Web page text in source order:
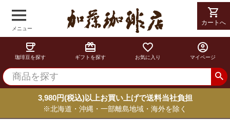
メニュー
shopping_cart
カートへ
coffee
珈琲豆を探す
card_giftcard
ギフトを探す
favorite_border
お気に入り
account_circle
マイページ
3,980円(税込)以上お買い上げで送料当社負担
※北海道・沖縄・一部離島地域・海外を除く
shopping_cart
カートへ